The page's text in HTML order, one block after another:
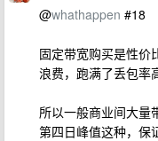
@whathappen #18
固定带宽购买是性价
浪费，跑满了丢包率
所以一般商业间大量
第四日峰值这种，保